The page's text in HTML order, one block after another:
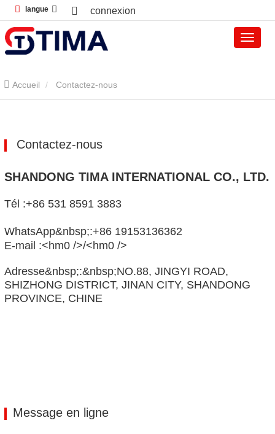
langue connexion
Accueil Contactez-nous
Contactez-nous
SHANDONG TIMA INTERNATIONAL CO., LTD.
Tél :+86 531 8591 3883
WhatsApp&nbsp;:+86 19153136362
E-mail :<hm0 />/<hm0 />
Adresse&nbsp;:&nbsp;NO.88, JINGYI ROAD,
SHIZHONG DISTRICT, JINAN CITY, SHANDONG
PROVINCE, CHINE
Message en ligne